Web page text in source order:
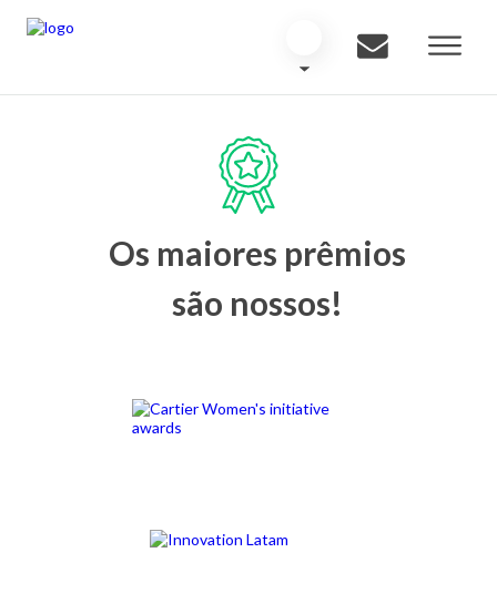
Os maiores prêmios
são nossos!